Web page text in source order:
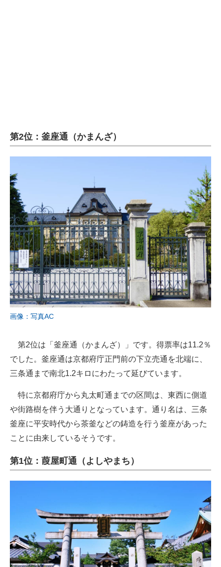
第2位：釜座通（かまんざ）
画像：写真AC
第2位は「釜座通（かまんざ）」です。得票率は11.2％
でした。釜座通は京都府庁正門前の下立売通を北端に、
三条通まで南北1.2キロにわたって延びています。
特に京都府庁から丸太町通までの区間は、東西に側道
や街路樹を伴う大通りとなっています。通り名は、三条
釜座に平安時代から茶釜などの鋳造を行う釜座があった
ことに由来しているそうです。
第1位：葭屋町通（よしやまち）